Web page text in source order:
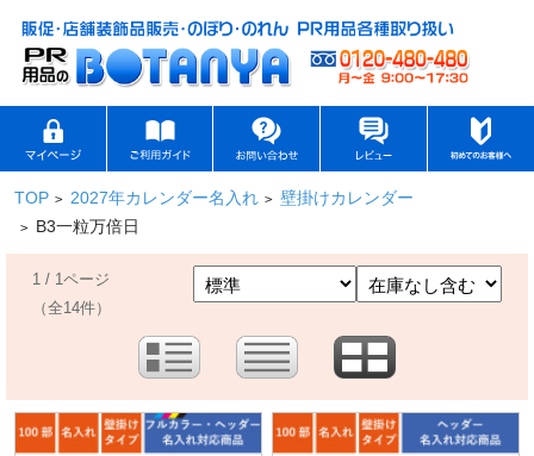
TOP > 2027年カレンダー名入れ > 壁掛けカレンダー
> B3一粒万倍日
1 / 1ページ
（全14件）